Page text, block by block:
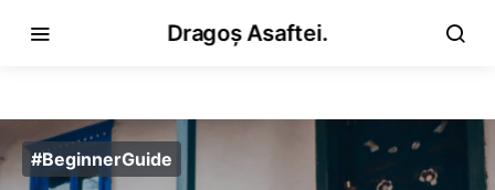
Dragoș Asaftei.
#BeginnerGuide